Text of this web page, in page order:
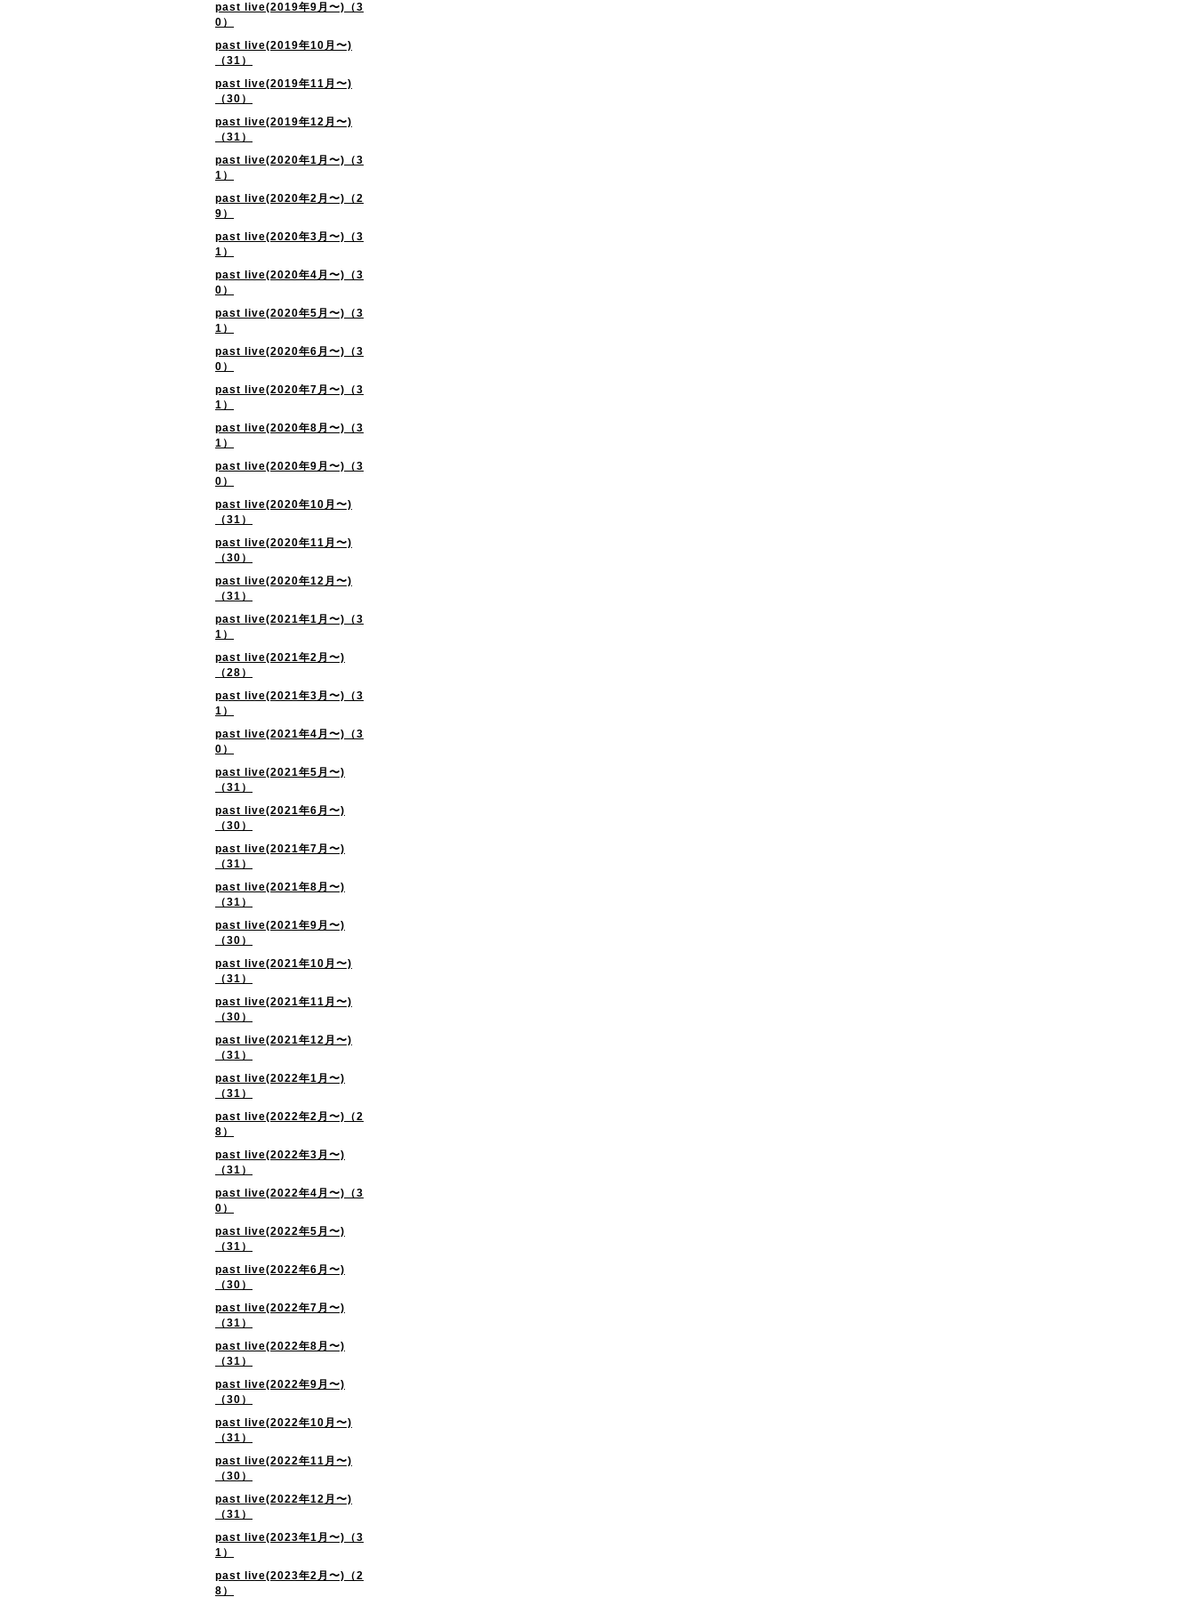
past live(2019年9月〜)（3
0）
past live(2019年10月〜)
（31）
past live(2019年11月〜)
（30）
past live(2019年12月〜)
（31）
past live(2020年1月〜)（3
1）
past live(2020年2月〜)（2
9）
past live(2020年3月〜)（3
1）
past live(2020年4月〜)（3
0）
past live(2020年5月〜)（3
1）
past live(2020年6月〜)（3
0）
past live(2020年7月〜)（3
1）
past live(2020年8月〜)（3
1）
past live(2020年9月〜)（3
0）
past live(2020年10月〜)
（31）
past live(2020年11月〜)
（30）
past live(2020年12月〜)
（31）
past live(2021年1月〜)（3
1）
past live(2021年2月〜)
（28）
past live(2021年3月〜)（3
1）
past live(2021年4月〜)（3
0）
past live(2021年5月〜)
（31）
past live(2021年6月〜)
（30）
past live(2021年7月〜)
（31）
past live(2021年8月〜)
（31）
past live(2021年9月〜)
（30）
past live(2021年10月〜)
（31）
past live(2021年11月〜)
（30）
past live(2021年12月〜)
（31）
past live(2022年1月〜)
（31）
past live(2022年2月〜)（2
8）
past live(2022年3月〜)
（31）
past live(2022年4月〜)（3
0）
past live(2022年5月〜)
（31）
past live(2022年6月〜)
（30）
past live(2022年7月〜)
（31）
past live(2022年8月〜)
（31）
past live(2022年9月〜)
（30）
past live(2022年10月〜)
（31）
past live(2022年11月〜)
（30）
past live(2022年12月〜)
（31）
past live(2023年1月〜)（3
1）
past live(2023年2月〜)（2
8）